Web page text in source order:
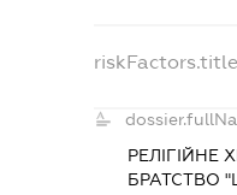
riskFactors.title
РЕЛІГІЙНЕ
БРАТСТВО